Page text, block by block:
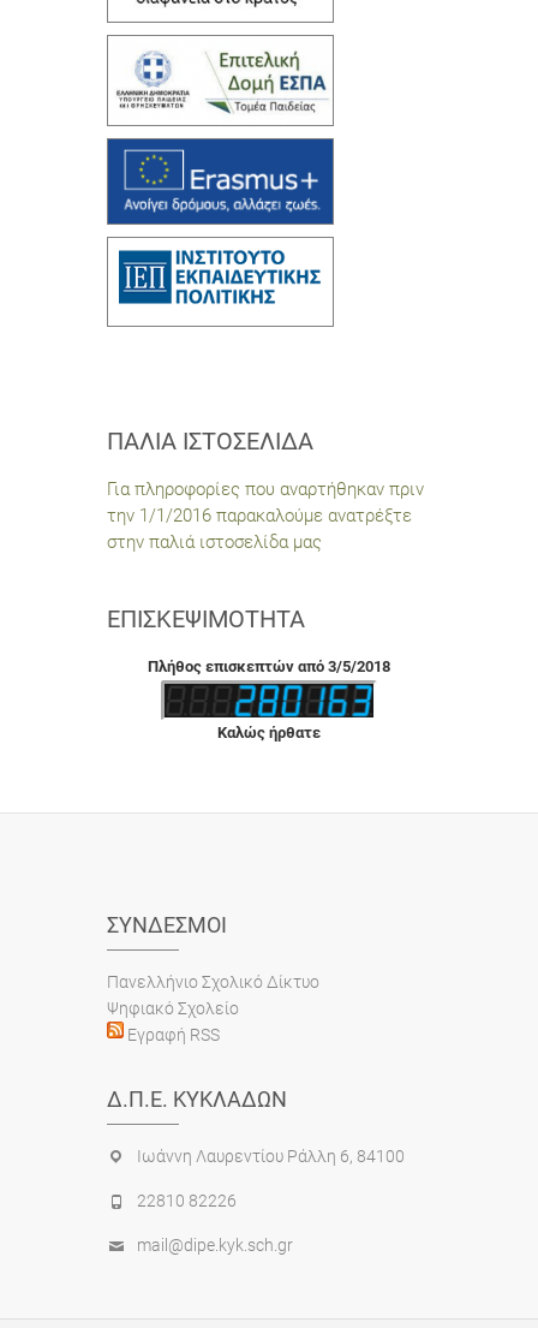
ΠΑΛΙΆ ΙΣΤΟΣΕΛΊΔΑ
Για πληροφορίες που αναρτήθηκαν πριν
την 1/1/2016 παρακαλούμε ανατρέξτε
στην παλιά ιστοσελίδα μας
ΕΠΙΣΚΕΨΙΜΌΤΗΤΑ
Πλήθος επισκεπτών από 3/5/2018
Καλώς ήρθατε
ΣΎΝΔΕΣΜΟΙ
Πανελλήνιο Σχολικό Δίκτυο
Ψηφιακό Σχολείο
Εγραφή RSS
Δ.Π.Ε. ΚΥΚΛΆΔΩΝ
Ιωάννη Λαυρεντίου Ράλλη 6, 84100
22810 82226
mail@dipe.kyk.sch.gr